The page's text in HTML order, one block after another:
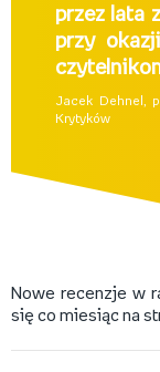
przez lata
przy
Jacek Dehnel,
Krytyków
Nowe recenzje w
się co miesiąc na